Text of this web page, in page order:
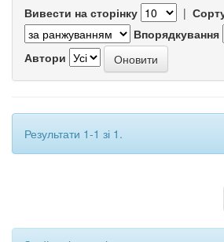
Вивести на сторінку |
Впорядкування
Автори
Результати 1-1 зі 1.